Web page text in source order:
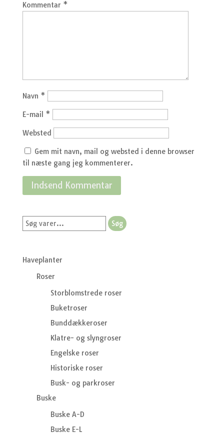
Kommentar *
Navn *
E-mail *
Websted
Gem mit navn, mail og websted i denne browser
til næste gang jeg kommenterer.
Søg
efter:
Søg
Haveplanter
Roser
Storblomstrede roser
Buketroser
Bunddækkeroser
Klatre- og slyngroser
Engelske roser
Historiske roser
Busk- og parkroser
Buske
Buske A-D
Buske E-L